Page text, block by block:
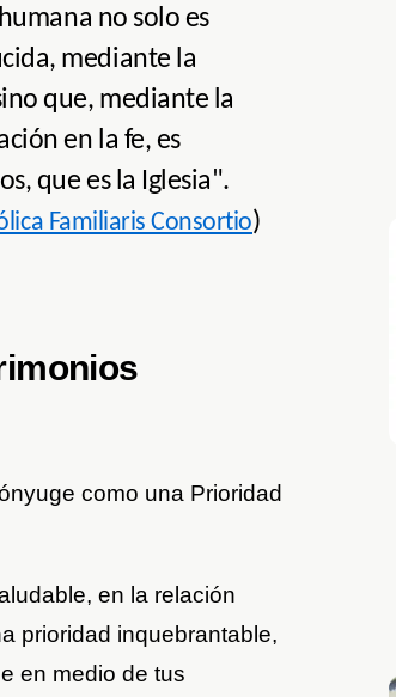
no solo es
mediante la
que, mediante la
en la fe, es
que es la Iglesia".
Familiaris Consortio)
como una Prioridad
en la relación
prioridad inquebrantable,
en medio de tus